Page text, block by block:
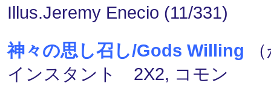
Illus.Jeremy Enecio (11/331)
神々の思し召し/Gods Willing
インスタント 2X2, コモン